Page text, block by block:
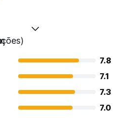
7.8
7.1
7.3
7.0